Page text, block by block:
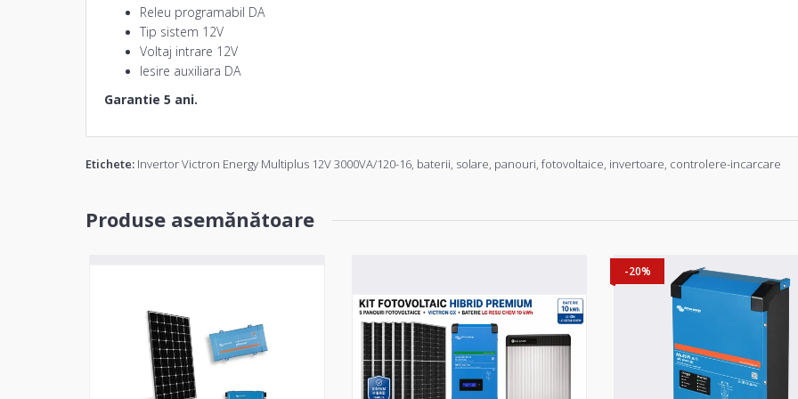
Releu programabil DA
Tip sistem 12V
Voltaj intrare 12V
Iesire auxiliara DA
Garantie 5 ani.
Etichete: Invertor Victron Energy Multiplus 12V 3000VA/120-16, baterii, solare, panouri, fotovoltaice, invertoare, controlere-incarcare
Produse asemănătoare
-20%